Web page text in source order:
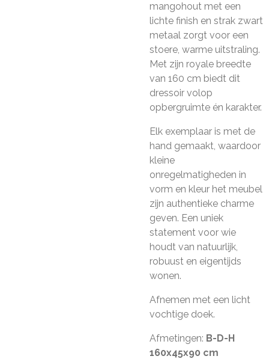
mangohout met een
lichte finish en strak zwart
metaal zorgt voor een
stoere, warme uitstraling.
Met zijn royale breedte
van 160 cm biedt dit
dressoir volop
opbergruimte én karakter.
Elk exemplaar is met de
hand gemaakt, waardoor
kleine
onregelmatigheden in
vorm en kleur het meubel
zijn authentieke charme
geven. Een uniek
statement voor wie
houdt van natuurlijk,
robuust en eigentijds
wonen.
Afnemen met een licht
vochtige doek.
Afmetingen: B-D-H
160x45x90 cm